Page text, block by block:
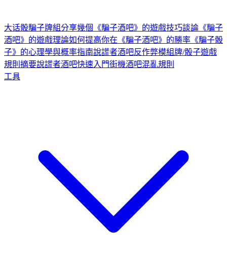
大话骰騙子牌組分享幾個《騙子酒吧》的遊戲技巧談論《騙子
酒吧》的遊戲理論如何提高你在《騙子酒吧》的勝率 《騙子骰
子》的心理學與概率指南說謊者酒吧反作弊模組牌/骰子遊戲
規則摘要說謊者酒吧快速入門街機酒吧混亂規則
工具